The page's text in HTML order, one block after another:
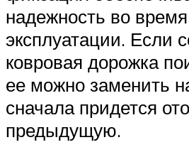
надежность во время
эксплуатации. Если
ковровая дорожка
ее можно заменить
сначала придется
предыдущую.